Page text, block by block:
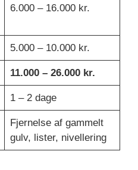
6.000 – 16.000 kr.
5.000 – 10.000 kr.
11.000 – 26.000 kr.
1 – 2 dage
Fjernelse af gammelt
gulv, lister, nivellering